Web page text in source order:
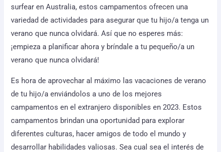
surfear en Australia, estos campamentos ofrecen una
variedad de actividades para asegurar que tu hijo/a tenga un
verano que nunca olvidará. Así que no esperes más:
¡empieza a planificar ahora y bríndale a tu pequeño/a un
verano que nunca olvidará!
Es hora de aprovechar al máximo las vacaciones de verano
de tu hijo/a enviándolos a uno de los mejores
campamentos en el extranjero disponibles en 2023. Estos
campamentos brindan una oportunidad para explorar
diferentes culturas, hacer amigos de todo el mundo y
desarrollar habilidades valiosas. Sea cual sea el interés de